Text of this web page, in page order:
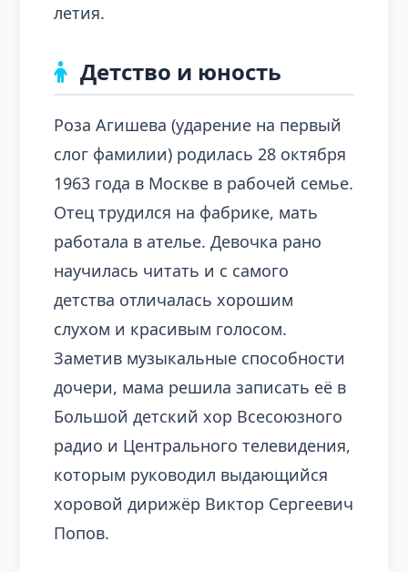
летия.
Детство и юность
Роза Агишева (ударение на первый
слог фамилии) родилась 28 октября
1963 года в Москве в рабочей семье.
Отец трудился на фабрике, мать
работала в ателье. Девочка рано
научилась читать и с самого
детства отличалась хорошим
слухом и красивым голосом.
Заметив музыкальные способности
дочери, мама решила записать её в
Большой детский хор Всесоюзного
радио и Центрального телевидения,
которым руководил выдающийся
хоровой дирижёр Виктор Сергеевич
Попов.